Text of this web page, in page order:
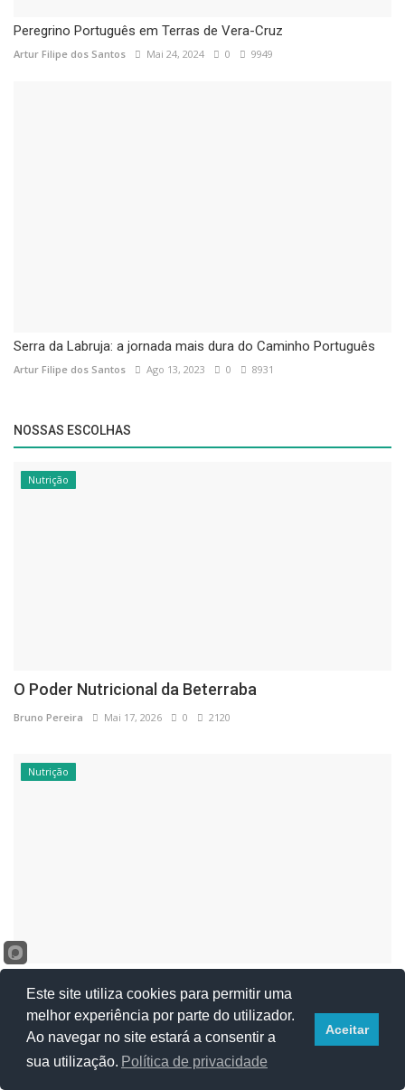
Peregrino Português em Terras de Vera-Cruz
Artur Filipe dos Santos Mai 24, 2024 0 9949
Serra da Labruja: a jornada mais dura do Caminho Português
Artur Filipe dos Santos Ago 13, 2023 0 8931
NOSSAS ESCOLHAS
Nutrição
O Poder Nutricional da Beterraba
Bruno Pereira Mai 17, 2026 0 2120
Nutrição
menos açúcar
Bruno Pereira Mar 15, 2026 0
Este site utiliza cookies para permitir uma
melhor experiência por parte do utilizador.
Ao navegar no site estará a consentir a
sua utilização. Política de privacidade
Aceitar